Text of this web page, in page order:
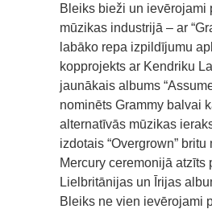
Bleiks bieži un ievērojami
mūzikas industrijā – ar
labāko repa izpildījumu
kopprojekts ar Kendriku
jaunākais albums
nominēts Grammy balvai
alternatīvās mūzikas
izdotais “Overgrown”
Mercury ceremonijā atzīts
Lielbritānijas un Īrijas
Bleiks ne vien ievērojami